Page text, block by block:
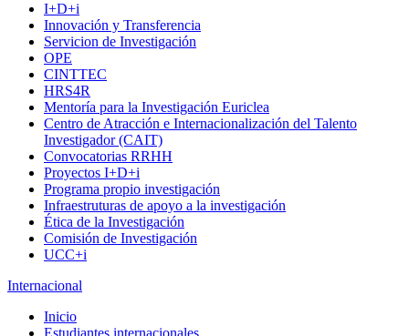
I+D+i
Innovación y Transferencia
Servicion de Investigación
OPE
CINTTEC
HRS4R
Mentoría para la Investigación Euriclea
Centro de Atracción e Internacionalización del Talento
Investigador (CAIT)
Convocatorias RRHH
Proyectos I+D+i
Programa propio investigación
Infraestruturas de apoyo a la investigación
Ética de la Investigación
Comisión de Investigación
UCC+i
Internacional
Inicio
Estudiantes internacionales